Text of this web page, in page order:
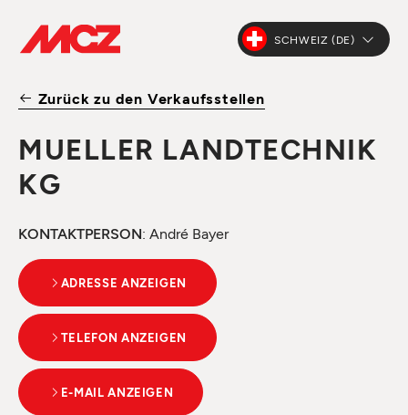
SCHWEIZ (DE)
Zurück zu den Verkaufsstellen
MUELLER LANDTECHNIK
KG
KONTAKTPERSON: André Bayer
ADRESSE ANZEIGEN
TELEFON ANZEIGEN
E-MAIL ANZEIGEN